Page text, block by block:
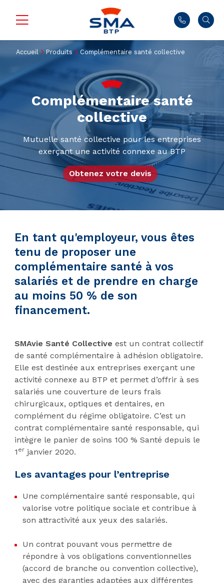
Accueil Produits Complémentaire santé collective
Complémentaire santé
collective
Mutuelle santé collective pour les entreprises
exerçant une activité connexe au BTP
Obtenez votre devis
En tant qu'employeur, vous êtes
tenu de proposer une
complémentaire santé à vos
salariés et de prendre en charge
au moins 50 % de son
financement.
SMAvie Santé Collective est un contrat collectif
de santé complémentaire à adhésion obligatoire.
Elle est destinée aux entreprises exerçant une
activité connexe au BTP et permet d’offrir à ses
salariés une couverture de leurs frais
chirurgicaux, optiques et dentaires, en
complément du régime obligatoire. C’est un
contrat complémentaire santé responsable, qui
intègre le panier de soins 100 % Santé depuis le
1 erjanvier 2020.
Les avantages pour l’entreprise
Une complémentaire santé responsable, qui
valorise votre politique sociale et contribue à
son attractivité aux yeux des salariés.
Un contrat pouvant vous permettre de
répondre à vos obligations conventionnelles
(accord de branche ou convention collective),
avec des garanties adaptées aux différentes